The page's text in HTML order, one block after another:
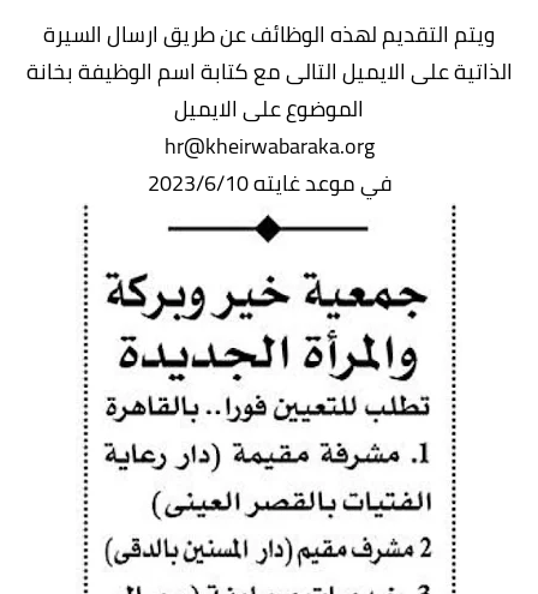
ويتم التقديم لهذه الوظائف عن طريق ارسال السيرة
الذاتية على الايميل التالى مع كتابة اسم الوظيفة بخانة
الموضوع على الايميل
hr@kheirwabaraka.org
في موعد غايته 2023/6/10